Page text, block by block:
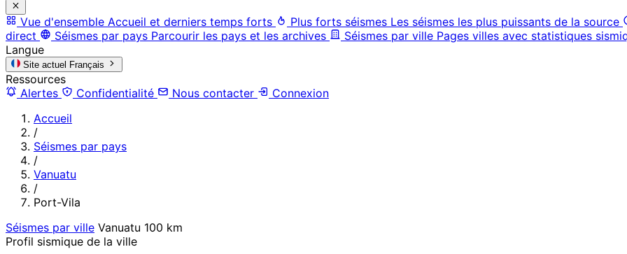
Vue d'ensemble Accueil et derniers temps forts Plus forts séismes Les séismes les plus puissants de la source
direct
Séismes par pays Parcourir les pays et les archives Séismes par ville Pages villes avec statistiques
Langue
Site actuel Français
Ressources
Alertes
Confidentialité Nous contacter
Connexion
Accueil
/
Séismes par pays
/
Vanuatu
/
Port-Vila
Séismes par ville Vanuatu 100 km
Profil sismique de la ville